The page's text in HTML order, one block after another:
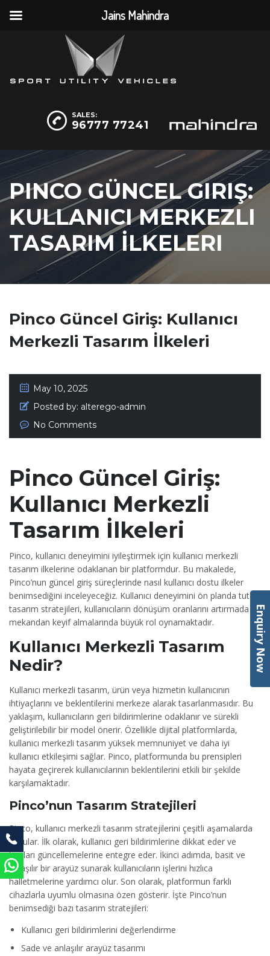
SALES:
96777 77241
PINCO GÜNCEL GIRIŞ:
KULLANICI MERKEZLI
TASARIM İLKELERI
Pinco Güncel Giriş: Kullanıcı
Merkezli Tasarım İlkeleri
May 10, 2025
Posted by: alterego-admin
No Comments
Pinco Güncel Giriş:
Kullanıcı Merkezli
Tasarım İlkeleri
Pinco, kullanıcı deneyimini iyileştirmek için kullanıcı merkezli
tasarım ilkelerine odaklanan bir platformdur. Bu makalede,
Pinco’nun güncel giriş süreçlerinde nasıl kullanıcı dostu ilkeler
benimsediğini inceleyeceğiz. Kullanıcı deneyimini ön planda tutan
tasarım stratejileri, kullanıcıların dönüşüm oranlarını artırmada ve
mekandan keyif almalarında büyük rol oynamaktadır.
Kullanıcı Merkezli Tasarım
Nedir?
Kullanıcı merkezli tasarım, ürün veya hizmetin kullanıcının
ihtiyaçlarını ve beklentilerini merkeze alarak tasarlanmasıdır. Bu
yaklaşım, kullanıcıların geri bildirimlerine odaklanır ve sürekli
geliştirilebilir bir model önerir. Özellikle dijital platformlarda,
kullanıcı merkezli tasarım yüksek memnuniyet ve daha iyi
kullanıcı etkileşimi sağlar. Pinco, platformunda bu prensipleri
hayata geçirerek kullanıcılarının beklentilerini etkili bir şekilde
karşılamaktadır.
Pinco’nun Tasarım Stratejileri
Pinco, kullanıcı merkezli tasarım stratejilerini çeşitli aşamalarda
uygular. İlk olarak, kullanıcı geri bildirimlerine dikkat eder ve
bunları güncellemelerine entegre eder. İkinci adımda, basit ve
anlaşılır bir arayüz sunarak kullanıcıların işlerini hızlıca
halletmelerine yardımcı olur. Son olarak, platformun farklı
cihazlarla uyumlu olmasına özen gösterir. İşte Pinco’nun
benimsediği bazı tasarım stratejileri:
Kullanıcı geri bildirimlerini değerlendirme
Sade ve anlaşılır arayüz tasarımı
Jains Mahindra
Enquiry Now